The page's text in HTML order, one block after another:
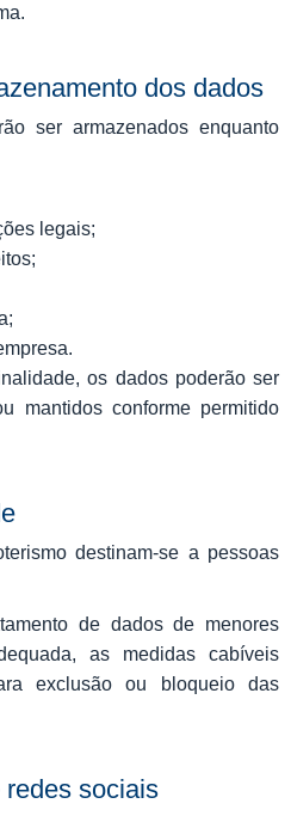
dos dados
ser armazenados enquanto
legais;
os dados poderão ser
mantidos conforme permitido
destinam-se a pessoas
de dados de menores
as medidas cabíveis
exclusão ou bloqueio das
sociais